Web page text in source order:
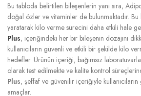
Bu tabloda belirtilen bileşenlerin yanı sıra,
doğal özler ve vitaminler de bulunmaktadır.
yaratarak kilo verme sürecini daha etkili hale
Plus, içeriğindeki her bir bileşenin dozajını
kullanıcıların güvenli ve etkili bir şekilde kilo
hedefler. Ürünün içeriği, bağımsız
olarak test edilmekte ve kalite kontrol
Plus, şeffaf ve güvenilir içeriğiyle kullanıcıların
amaçlar.